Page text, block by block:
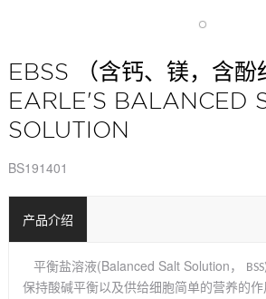
EBSS （含钙、镁，含酚
EARLE'S BALANCED
SOLUTION
BS191401
产品介绍
平衡盐溶液(Balanced Salt Solution ， BSS)
保持酸碱平衡以及供给细胞简单的营养的